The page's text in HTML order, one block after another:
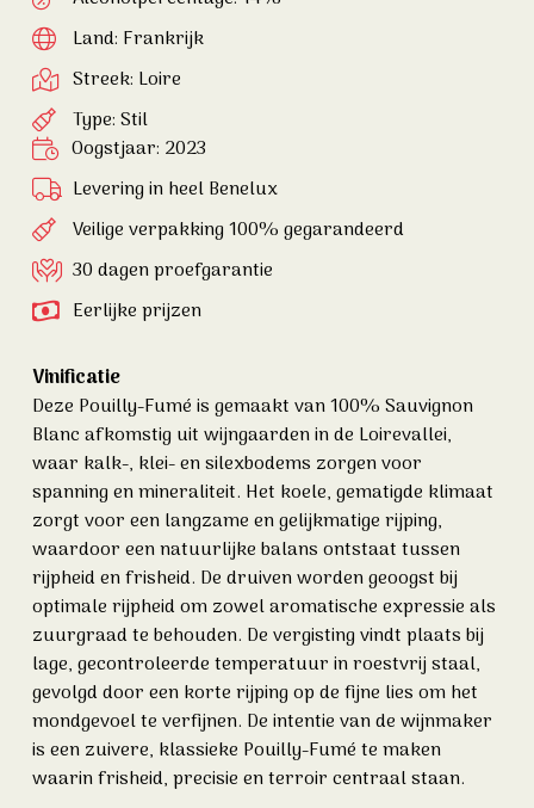
Land: Frankrijk
Streek: Loire
Type: Stil
Oogstjaar: 2023
Levering in heel Benelux
Veilige verpakking 100% gegarandeerd
30 dagen proefgarantie
Eerlijke prijzen
Vinificatie
Deze Pouilly-Fumé is gemaakt van 100% Sauvignon
Blanc afkomstig uit wijngaarden in de Loirevallei,
waar kalk-, klei- en silexbodems zorgen voor
spanning en mineraliteit. Het koele, gematigde klimaat
zorgt voor een langzame en gelijkmatige rijping,
waardoor een natuurlijke balans ontstaat tussen
rijpheid en frisheid. De druiven worden geoogst bij
optimale rijpheid om zowel aromatische expressie als
zuurgraad te behouden. De vergisting vindt plaats bij
lage, gecontroleerde temperatuur in roestvrij staal,
gevolgd door een korte rijping op de fijne lies om het
mondgevoel te verfijnen. De intentie van de wijnmaker
is een zuivere, klassieke Pouilly-Fumé te maken
waarin frisheid, precisie en terroir centraal staan.